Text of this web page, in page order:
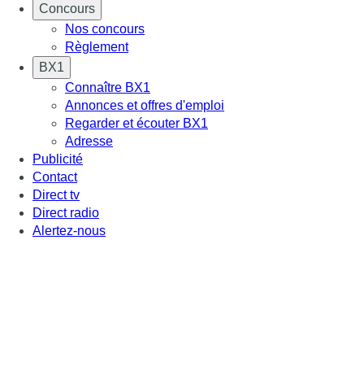
Concours
Nos concours
Règlement
BX1
Connaître BX1
Annonces et offres d'emploi
Regarder et écouter BX1
Adresse
Publicité
Contact
Direct tv
Direct radio
Alertez-nous